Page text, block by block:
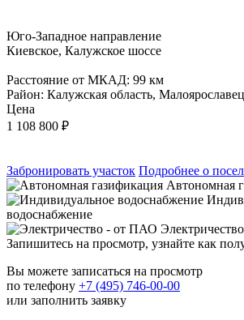
Юго-Западное направление
Киевское, Калужское шоссе
Расстояние от МКАД: 99 км
Район: Калужская область,
Цена
1 108 800 ₽
Забронировать участок Подробнее о
Автономная
водоснабжение
Запишитесь на просмотр, узнайте как
Вы можете записаться на просмотр
по телефону +7 (495) 746-00-00
или заполнить заявку